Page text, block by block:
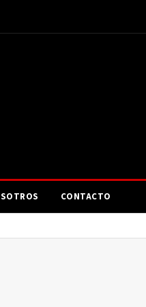
CONTACTO